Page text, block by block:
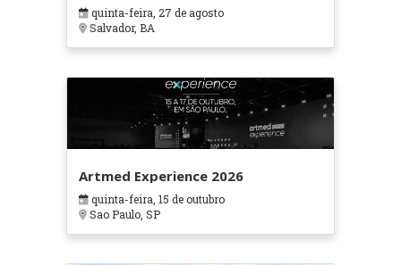
quinta-feira, 27 de agosto
Salvador, BA
Artmed Experience 2026
quinta-feira, 15 de outubro
Sao Paulo, SP